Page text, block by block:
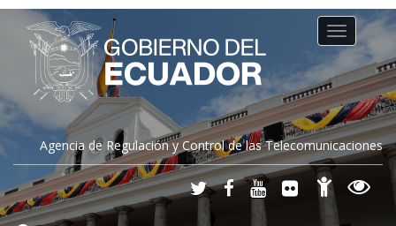
Agencia de Regulación y Control de las Telecomunicaciones
Toggle
navigation